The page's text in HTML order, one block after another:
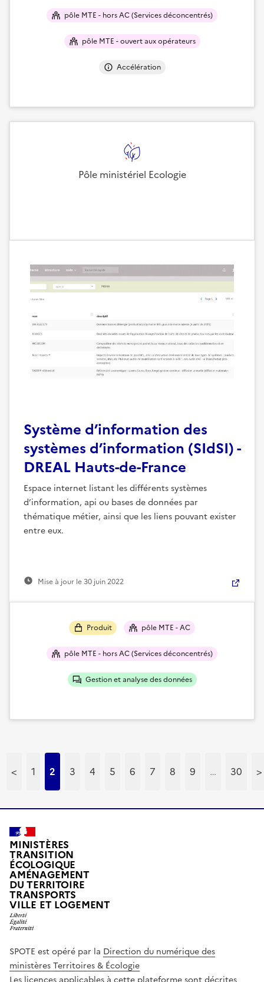
pôle MTE - hors AC (Services déconcentrés)
pôle MTE - ouvert aux opérateurs
Accélération
Pôle ministériel Ecologie
Système d’information des
systèmes d’information (SIdSI) -
DREAL Hauts-de-France
Espace internet listant les différents systèmes
d’information, api ou bases de données par
thématique métier, ainsi que les liens pouvant exister
entre eux.
Mise à jour le30 juin 2022
Produit pôle MTE - AC
pôle MTE - hors AC (Services déconcentrés)
Gestion et analyse des données
< 1 2 3 4 5 6 7 8 9 … 30 >
MINISTÈRES
TRANSITION
ÉCOLOGIQUE
AMÉNAGEMENT
DU TERRITOIRE
TRANSPORTS
VILLE ET LOGEMENT
SPOTE est opéré par la Direction du numérique des
ministères Territoires & Écologie